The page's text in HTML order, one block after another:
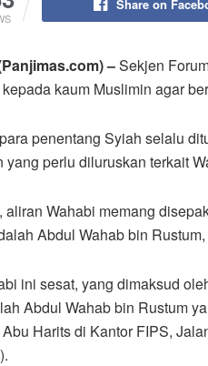
Share on
–Sekjen
kaum Muslimin agar
penentang Syiah selalu
yang perlu diluruskan terkait
aliran Wahabi memang
Abdul Wahab bin
ini sesat, yang dimaksud
Abdul Wahab bin Rustum
Harits di Kantor FIPS,